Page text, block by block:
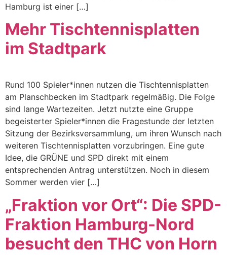
Hamburg ist einer […]
Mehr Tischtennisplatten
im Stadtpark
Rund 100 Spieler*innen nutzen die Tischtennisplatten
am Planschbecken im Stadtpark regelmäßig. Die Folge
sind lange Wartezeiten. Jetzt nutzte eine Gruppe
begeisterter Spieler*innen die Fragestunde der letzten
Sitzung der Bezirksversammlung, um ihren Wunsch nach
weiteren Tischtennisplatten vorzubringen. Eine gute
Idee, die GRÜNE und SPD direkt mit einem
entsprechenden Antrag unterstützen. Noch in diesem
Sommer werden vier […]
„Fraktion vor Ort“: Die SPD-
Fraktion Hamburg-Nord
besucht den THC von Horn